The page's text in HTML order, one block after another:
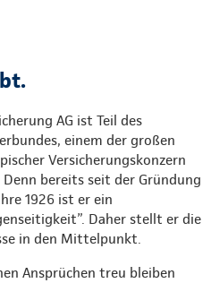
AG ist Teil des
einem der großen
Versicherungskonzern
bereits seit der Gründung
1926 ist er ein
Daher stellt er die
in den Mittelpunkt.
Ansprüchen treu bleiben